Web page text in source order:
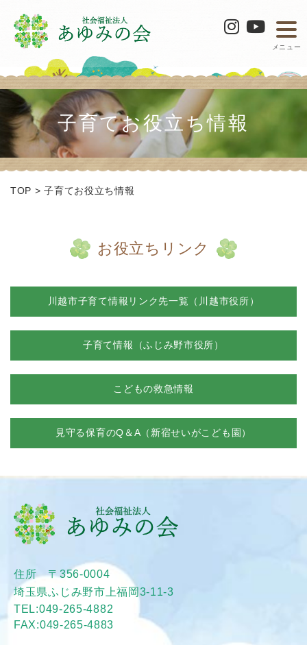
メニュー
子育てお役立ち情報
TOP >子育てお役立ち情報
お役立ちリンク
川越市子育て情報リンク先一覧（川越市役所）
子育て情報（ふじみ野市役所）
こどもの救急情報
見守る保育のQ＆A（新宿せいがこども園）
住所 〒356-0004
埼玉県ふじみ野市上福岡3-11-3
TEL:049-265-4882
FAX:049-265-4883